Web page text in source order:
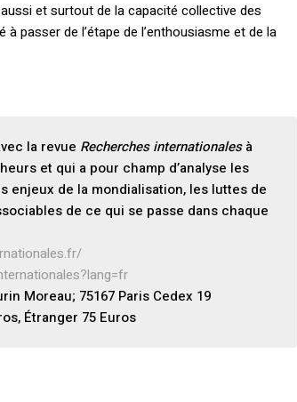
aussi et surtout de la capacité collective des
passer de l’étape de l’enthousiasme et de la
la revue Recherches internationalesà
et qui a pour champ d’analyse les
enjeux de la mondialisation, les luttes de
de ce qui se passe dans chaque
Moreau; 75167 Paris Cedex 19
Étranger 75 Euros